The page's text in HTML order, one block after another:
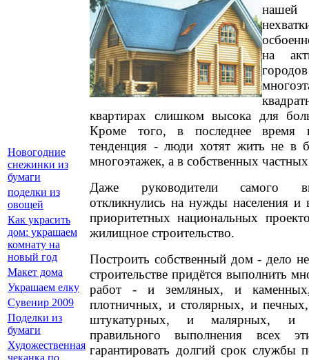
нашей
на
квартирах слишком высока для
Кроме того, в последнее время
тенденция - люди хотят жить не в
многоэтажек, а в собственных
Даже руководители самого
откликнулись на нужды населения и
приоритетных национальных
жилищное строительство.
Построить собственный дом - дело
строительстве придётся выполнить
работ - и земляных, и
плотничных, и столярных, и
штукатурных, и малярных, и
правильного выполнения всех
гарантировать долгий срок службы
Новогодние
снежинки из
бумаги
поделки из
овощей
Как украсить
дом: украшаем
комнату на
новый год
Макет дома
Украшаем елку
Сувенир 2009
Поделки из
бумаги
Художественная
чеканка по